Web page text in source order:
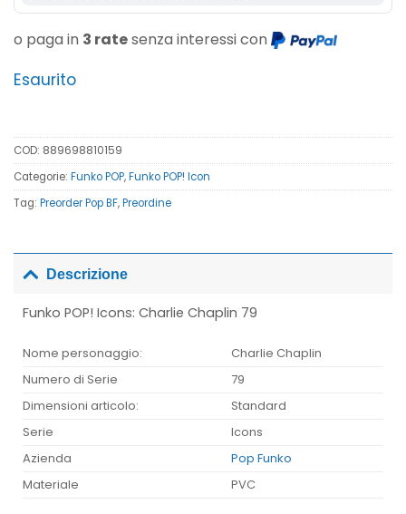
o paga in 3 ratesenza interessi con
Esaurito
COD: 889698810159
Categorie: Funko POP,Funko POP! Icon
Tag: Preorder Pop BF,Preordine
Descrizione
Funko POP! Icons: Charlie Chaplin 79
Nome personaggio:
Charlie Chaplin
Numero di Serie
79
Dimensioni articolo:
Standard
Serie
Icons
Azienda
Pop Funko
Materiale
PVC